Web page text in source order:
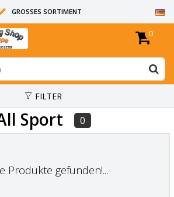
GROSSES SORTIMENT
14 TAGE RÜCKGABERECHT
SIND UNGEBOHRT
0
FILTER
Sport 0
Produkte gefunden!...